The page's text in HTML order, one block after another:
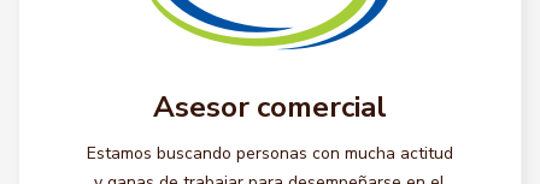
Asesor comercial
Estamos buscando personas con mucha actitud